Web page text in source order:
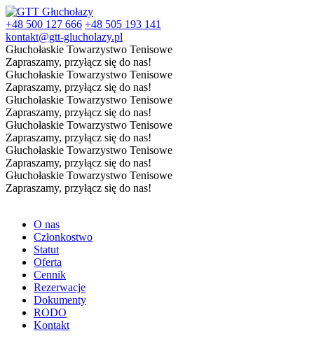
+48 500 127 666 +48 505 193 141
kontakt@gtt-glucholazy.pl
Głuchołaskie Towarzystwo Tenisowe
Zapraszamy, przyłącz się do nas!
Głuchołaskie Towarzystwo Tenisowe
Zapraszamy, przyłącz się do nas!
Głuchołaskie Towarzystwo Tenisowe
Zapraszamy, przyłącz się do nas!
Głuchołaskie Towarzystwo Tenisowe
Zapraszamy, przyłącz się do nas!
Głuchołaskie Towarzystwo Tenisowe
Zapraszamy, przyłącz się do nas!
Głuchołaskie Towarzystwo Tenisowe
Zapraszamy, przyłącz się do nas!
O nas
Członkostwo
Statut
Oferta
Cennik
Rezerwacje
Dokumenty
RODO
Kontakt